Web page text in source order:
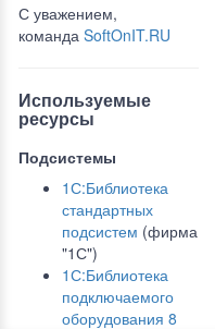
С уважением,
команда SoftOnIT.RU
Используемые
ресурсы
Подсистемы
1С:Библиотека
стандартных
подсистем (фирма
"1С")
1С:Библиотека
подключаемого
оборудования 8